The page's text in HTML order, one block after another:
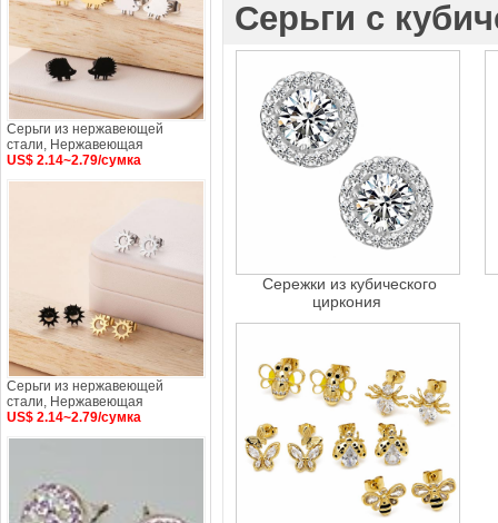
Серьги с
Сережки из кубического
циркония
Серьги из нержавеющей
стали, Нержавеющая
US$ 2.14~2.79/сумка
Серьги из нержавеющей
стали, Нержавеющая
US$ 2.14~2.79/сумка